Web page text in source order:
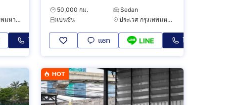
ตลิ่งชัน กรุงเทพมหานคร
โทร
Luxury
50,000 กม.
Sedan
เบนซิน
ประเวศ กรุงเทพมหานคร
แชท LINE โทร
HOT